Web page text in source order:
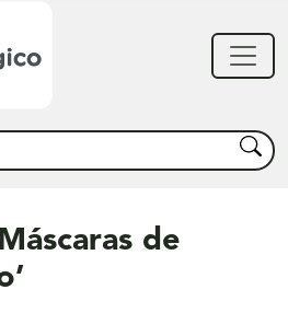
Buscar
de